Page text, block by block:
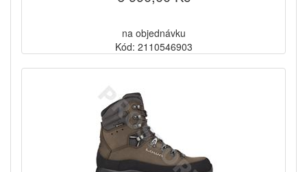
na objednávku
Kód: 2110546903